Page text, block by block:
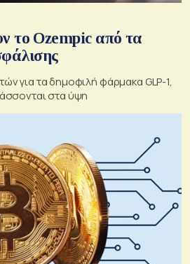
το Ozempic από τα
για τα δημοφιλή φάρμακα GLP-1,
στα ύψη